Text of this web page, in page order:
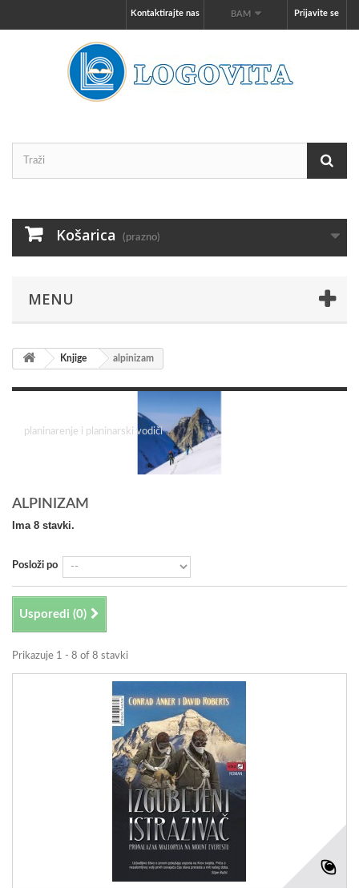
Prijavite se
BAM
Kontaktirajte nas
Košarica (prazno)
MENU
Knjige alpinizam
planinarenje i planinarski vodiči
ALPINIZAM
Ima 8 stavki.
Posloži po
Usporedi (0)
Prikazuje 1 - 8 of 8 stavki